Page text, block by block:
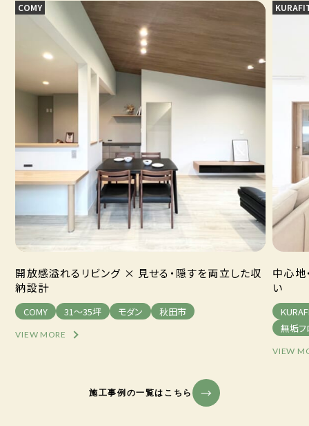
開放感溢れるリビング × 見せる・隠すを両立した収
納設計
COMY
COMY 31～35坪 モダン 秋田市
VIEW MORE
中心地
い
無垢フ
VIEW
施工事例の一覧はこちら